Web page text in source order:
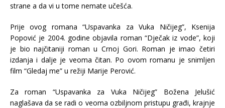
strane a da vi u tome nemate učešća.
Prije ovog romana “Uspavanka za Vuka Ničijeg”, Ksenija
Popović je 2004. godine objavila roman “Dječak iz vode”, koji
je bio najčitaniji roman u Crnoj Gori. Roman je imao četiri
izdanja i dalje je veoma čitan. Po ovom romanu je snimljen
film “Gledaj me” u režiji Marije Perović.
Za roman “Uspavanka za Vuka Ničijeg” Božena Jelušić
naglašava da se radi o veoma ozbiljnom pristupu građi, krajnje